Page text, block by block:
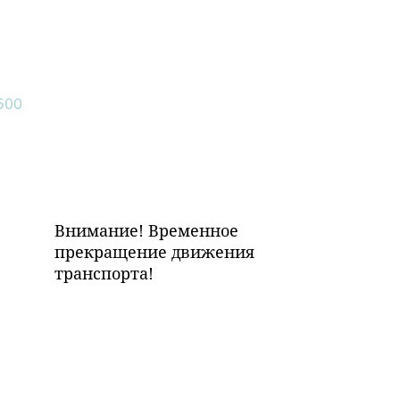
Внимание! Временное
прекращение движения
транспорта!